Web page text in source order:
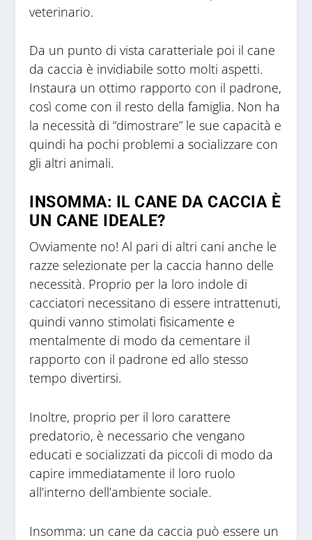
veterinario.
Da un punto di vista caratteriale poi il cane
da caccia è invidiabile sotto molti aspetti.
Instaura un ottimo rapporto con il padrone,
così come con il resto della famiglia. Non ha
la necessità di “dimostrare” le sue capacità e
quindi ha pochi problemi a socializzare con
gli altri animali.
INSOMMA: IL CANE DA CACCIA È
UN CANE IDEALE?
Ovviamente no! Al pari di altri cani anche le
razze selezionate per la caccia hanno delle
necessità. Proprio per la loro indole di
cacciatori necessitano di essere intrattenuti,
quindi vanno stimolati fisicamente e
mentalmente di modo da cementare il
rapporto con il padrone ed allo stesso
tempo divertirsi.
Inoltre, proprio per il loro carattere
predatorio, è necessario che vengano
educati e socializzati da piccoli di modo da
capire immediatamente il loro ruolo
all’interno dell’ambiente sociale.
Insomma: un cane da caccia può essere un